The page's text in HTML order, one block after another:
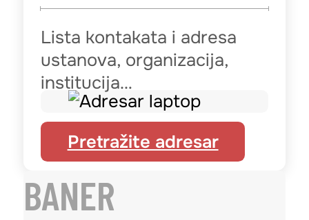
Lista kontakata i adresa
ustanova, organizacija,
institucija…
Pretražite adresar
BANER